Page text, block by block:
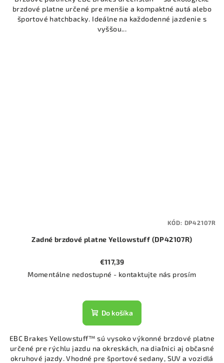
brzdové platne určené pre menšie a kompaktné autá alebo
športové hatchbacky. Ideálne na každodenné jazdenie s
vyššou...
Zadné brzdové platne Yellowstuff (DP42107R)
€117,39
Momentálne nedostupné - kontaktujte nás prosím
Do košíka
EBC Brakes Yellowstuff™ sú vysoko výkonné brzdové platne
určené pre rýchlu jazdu na okreskách, na diaľnici aj občasné
okruhové jazdy. Vhodné pre športové sedany, SUV a vozidlá
KÓD: DP42107R